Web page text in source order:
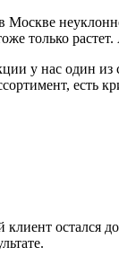
только
у нас один из
есть
остался